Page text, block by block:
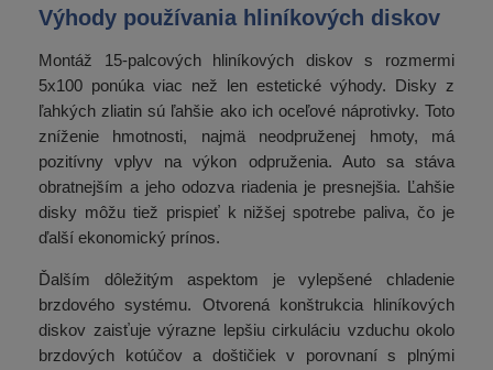
Výhody používania hliníkových diskov
Montáž 15-palcových hliníkových diskov s rozmermi
5x100 ponúka viac než len estetické výhody. Disky z
ľahkých zliatin sú ľahšie ako ich oceľové náprotivky. Toto
zníženie hmotnosti, najmä neodpruženej hmoty, má
pozitívny vplyv na výkon odpruženia. Auto sa stáva
obratnejším a jeho odozva riadenia je presnejšia. Ľahšie
disky môžu tiež prispieť k nižšej spotrebe paliva, čo je
ďalší ekonomický prínos.
Ďalším dôležitým aspektom je vylepšené chladenie
brzdového systému. Otvorená konštrukcia hliníkových
diskov zaisťuje výrazne lepšiu cirkuláciu vzduchu okolo
brzdových kotúčov a doštičiek v porovnaní s plnými